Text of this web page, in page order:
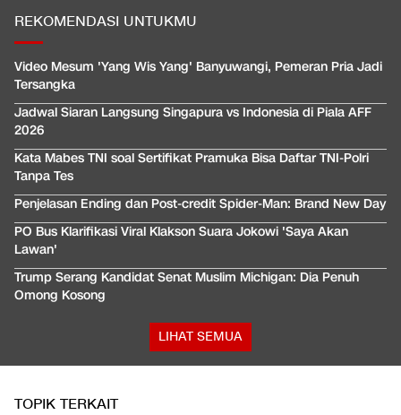
REKOMENDASI UNTUKMU
Video Mesum 'Yang Wis Yang' Banyuwangi, Pemeran Pria Jadi
Tersangka
Jadwal Siaran Langsung Singapura vs Indonesia di Piala AFF
2026
Kata Mabes TNI soal Sertifikat Pramuka Bisa Daftar TNI-Polri
Tanpa Tes
Penjelasan Ending dan Post-credit Spider-Man: Brand New Day
PO Bus Klarifikasi Viral Klakson Suara Jokowi 'Saya Akan
Lawan'
Trump Serang Kandidat Senat Muslim Michigan: Dia Penuh
Omong Kosong
LIHAT SEMUA
TOPIK TERKAIT